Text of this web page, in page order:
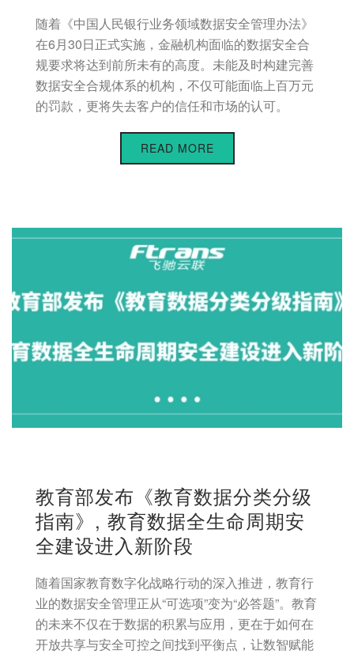
随着《中国人民银行业务领域数据安全管理办法》
在6月30日正式实施，金融机构面临的数据安全合
规要求将达到前所未有的高度。未能及时构建完善
数据安全合规体系的机构，不仅可能面临上百万元
的罚款，更将失去客户的信任和市场的认可。
READ MORE
教育部发布《教育数据分类分级
指南》, 教育数据全生命周期安
全建设进入新阶段
随着国家教育数字化战略行动的深入推进，教育行
业的数据安全管理正从“可选项”变为“必答题”。教育
的未来不仅在于数据的积累与应用，更在于如何在
开放共享与安全可控之间找到平衡点，让数智赋能